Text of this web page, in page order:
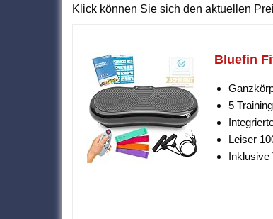
Klick können Sie sich den aktuellen
Bluefin
5
Leiser
Inklusive